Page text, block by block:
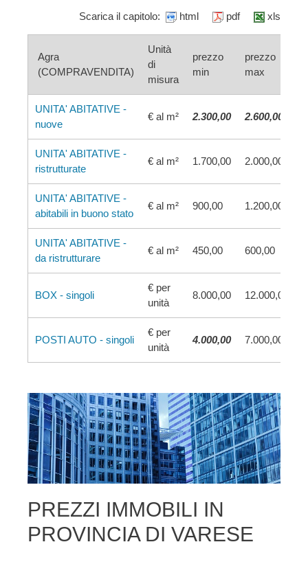
Scarica il capitolo: html pdf xls
Agra
(COMPRAVENDITA)
Unità
di
misura
prezzo
min
prezzo
max
UNITA' ABITATIVE -
nuove
€ al m² 2.300,00 2.600,00
UNITA' ABITATIVE -
ristrutturate
€ al m² 1.700,00 2.000,00
UNITA' ABITATIVE -
abitabili in buono stato
€ al m² 900,00 1.200,00
UNITA' ABITATIVE -
da ristrutturare
€ al m² 450,00 600,00
BOX - singoli
€ per
unità
8.000,00 12.000,00
POSTI AUTO - singoli
€ per
unità
4.000,00 7.000,00
PREZZI IMMOBILI IN
PROVINCIA DI VARESE